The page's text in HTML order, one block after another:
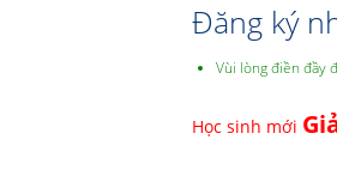
Đăng ký
Vùi lòng điền đầy
Học sinh mới